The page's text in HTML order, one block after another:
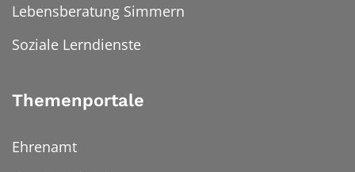
Lebensberatung Simmern
Soziale Lerndienste
Themenportale
Ehrenamt